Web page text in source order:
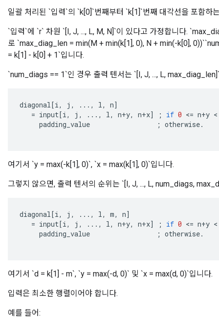
일괄 처리된 `입력`의 `k[0]`번째부터 `k[1]`번째 대각선을 포함하
`입력`에 `r` 차원 `[I, J, ..., L, M, N]`이 있다고 가정합니다.
로 `max_diag_len = min(M + min(k[1], 0), N + min(-k[0],
= k[1] - k[0] + 1`입니다.
`num_diags == 1`인 경우 출력 텐서는 `[I, J, ..., L,
diagonal[i, j , ..., l, n]
= input[i, j , ..., l, n+y, n+x] ; if 0 <= n+y
padding_value
; otherwise.
여기서 `y = max(-k[1], 0)`, `x = max(k[1], 0)`입니다.
그렇지 않으면, 출력 텐서의 순위는 `[I, J, ..., L, num_diags,
diagonal[i, j , ..., l, m, n]
= input[i, j , ..., l, n+y, n+x] ; if 0 <= n+y
padding_value
; otherwise.
여기서 `d = k[1] - m`, `y = max(-d, 0)` 및 `x = max(d, 0)`입니다.
입력은 최소한 행렬이어야 합니다.
예를 들어: